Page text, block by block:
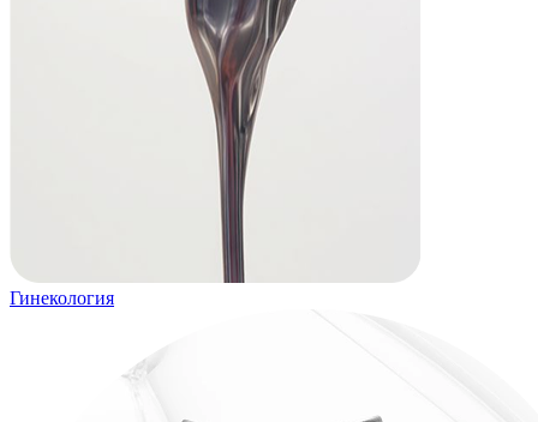
Гинекология